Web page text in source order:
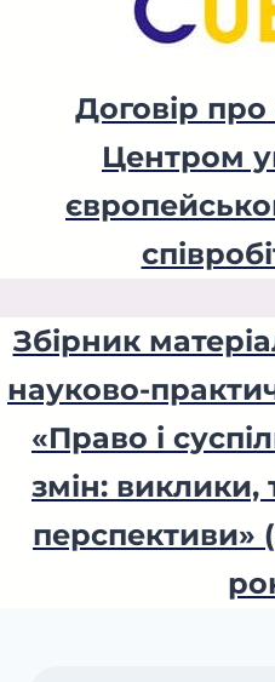
Договір
Центром
Збірник
науково-
«Право і
змін: виклики,
перспективи»